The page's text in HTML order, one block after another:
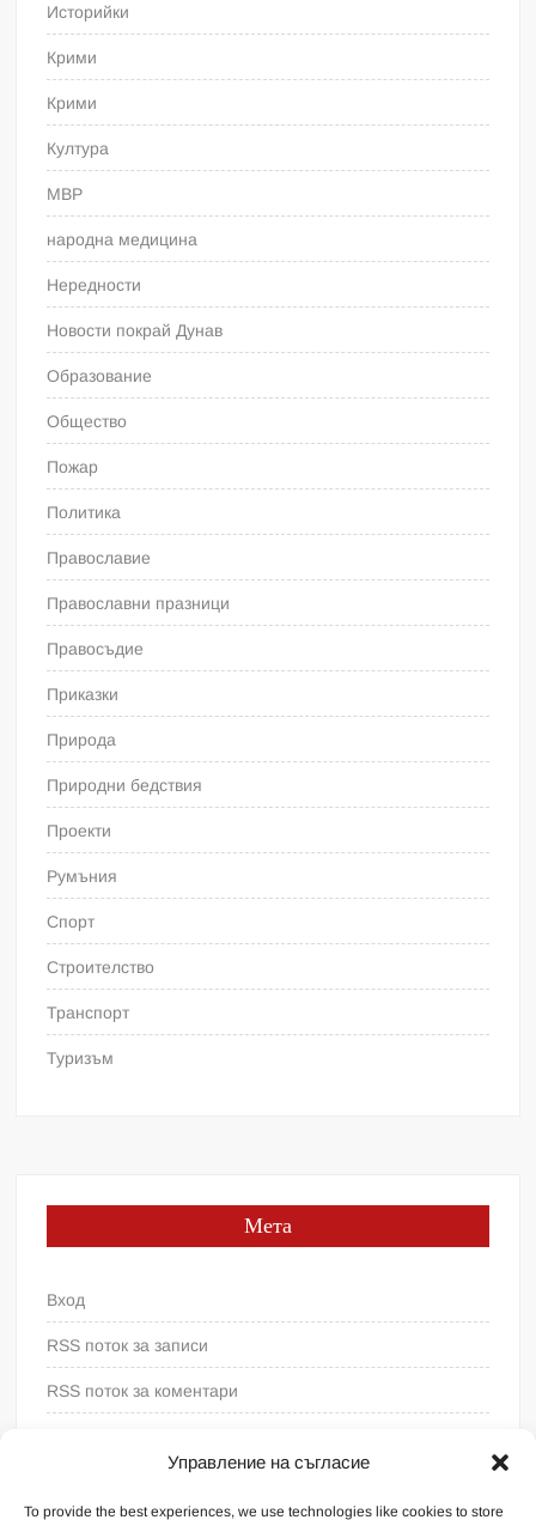
Управление на съгласие
To provide the best experiences, we use technologies like cookies to store
Историйки
Крими
Крими
Култура
МВР
народна медицина
Нередности
Новости покрай Дунав
Образование
Общество
Пожар
Политика
Православие
Православни празници
Правосъдие
Приказки
Природа
Природни бедствия
Проекти
Румъния
Спорт
Строителство
Транспорт
Туризъм
Мета
Вход
RSS поток за записи
RSS поток за коментари